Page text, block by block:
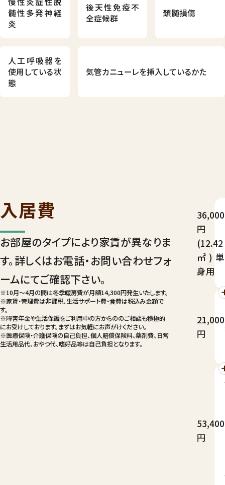
髄性多発神経
炎
後天性免疫不
全症候群
頚髄損傷
人工呼吸器を
使用している状
態
気管カニューレを挿入しているかた
入居費
お部屋のタイプにより家賃が異なりま
す。詳しくはお電話・お問い合わせフォ
ームにてご確認下さい。
※10月～4月の間は冬季暖房費が月額14,300円発生いたします。
※家賃・管理費は非課税、生活サポート費・食費は税込み金額で
す。
※障害年金や生活保護をご利用中の方からののご相談も積極的
にお受けしております。まずはお気軽にお声がけください。
※医療保険・介護保険の自己負担、個人賠償保険料、薬剤費、日常
生活用品代、おやつ代、嗜好品等は自己負担となります。
36,000
円
(12.42
㎡)単
身用
21,000
円
53,400
円